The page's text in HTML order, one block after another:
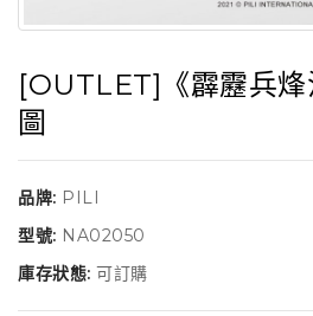
[OUTLET]《霹靂兵
圖
品牌: PILI
型號: NA02050
庫存狀態: 可訂購